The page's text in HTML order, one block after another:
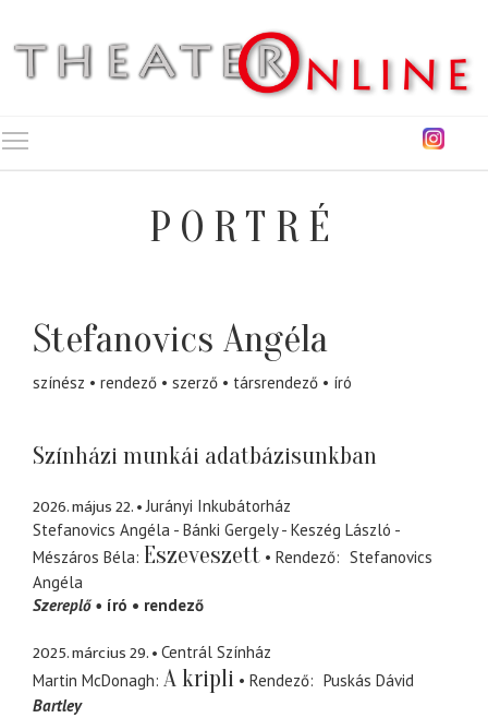
PORTRÉ
Stefanovics Angéla
színész rendező szerző társrendező író
Színházi munkái adatbázisunkban
2026. május 22.
Jurányi Inkubátorház
Stefanovics Angéla - Bánki Gergely - Keszég László -
Mészáros Béla Eszeveszett Rendező
Stefanovics
Angéla
Szereplő
író rendező
2025. március 29.
Centrál Színház
Martin McDonagh A kripli Rendező
Puskás Dávid
Bartley